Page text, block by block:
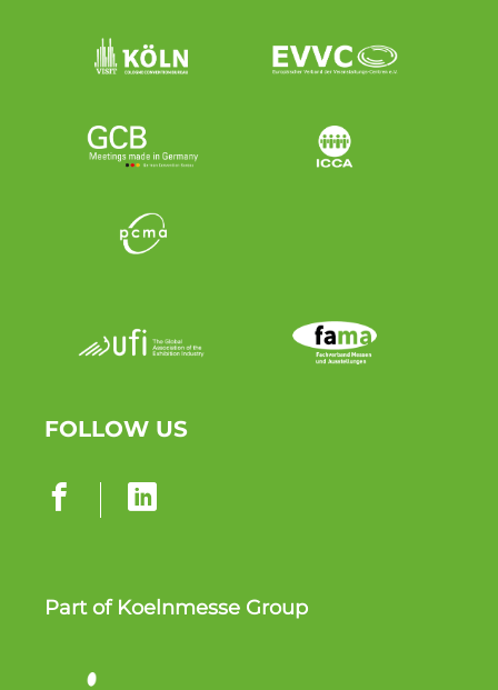
FOLLOW US
Part of Koelnmesse Group